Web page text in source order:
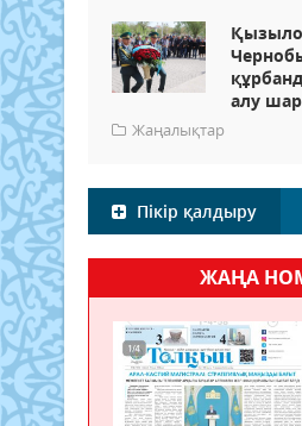
алу
Жаңалықтар
Пікір қалдыру
ЖАҢА